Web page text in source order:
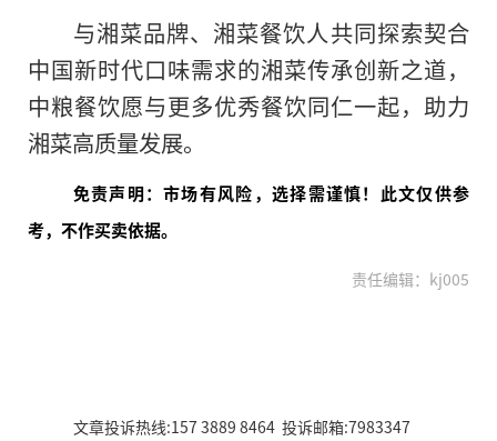
与湘菜品牌、湘菜餐饮人共同探索契合
中国新时代口味需求的湘菜传承创新之道，
中粮餐饮愿与更多优秀餐饮同仁一起，助力
湘菜高质量发展。
免责声明：市场有风险，选择需谨慎！此文仅供参
考，不作买卖依据。
责任编辑：kj005
文章投诉热线:157 3889 8464 投诉邮箱:7983347